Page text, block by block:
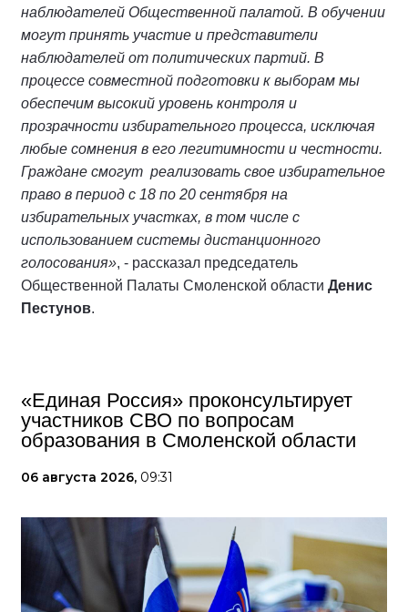
наблюдателей Общественной палатой. В обучении
могут принять участие и представители
наблюдателей от политических партий. В
процессе совместной подготовки к выборам мы
обеспечим высокий уровень контроля и
прозрачности избирательного процесса, исключая
любые сомнения в его легитимности и честности.
Граждане смогут реализовать свое избирательное
право в период с 18 по 20 сентября на
избирательных участках, в том числе с
использованием системы дистанционного
голосования», - рассказал председатель
Общественной Палаты Смоленской области Денис
Пестунов.
«Единая Россия» проконсультирует
участников СВО по вопросам
образования в Смоленской области
06 августа 2026, 09:31